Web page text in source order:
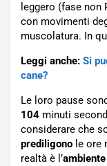
leggero (fase non
con movimenti
muscolatura. In
Leggi anche: Si
cane?
Le loro pause
104 minuti
considerare che
prediligono le ore
realtà è l’ambiente